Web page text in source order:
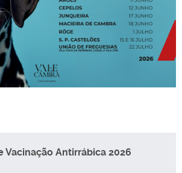
Vacinação Antirrábica 2026